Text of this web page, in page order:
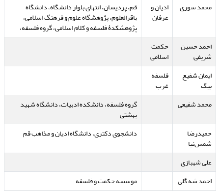
محمد سوری
ادیان و
عرفان
قم، پردیسان، انتهای بلوار دانشگاه، دانشگاه
باقرالعلوم، پژوهشگاه علوم و فرهنگ اسلامی،
پژوهشکدۀ فلسفه و کلام اسلامی، گروه فلسفه،
احمد حسین
شریفی
حکمت
اسلامی
ایمان شفیع
بیگ
فلسفه
غرب
محمد شفیعی
گروه فلسفه، دانشکده ادبیات، دانشگاه شهید
بهشتی
حمیدرضا
شمس‌نیا
دانشجوی دکتری، دانشگاه ادیان و مذاهب قم
علی شهبازی
احمد شه گلی
موسسه حکمت و فلسفه